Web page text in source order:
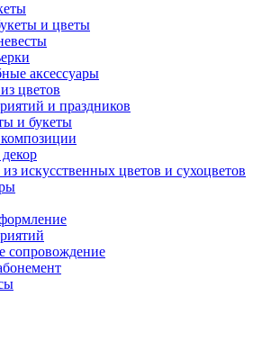
и цветы
аксессуары
цветов
и праздников
и букеты
искусственных цветов и сухоцветов
сопровождение